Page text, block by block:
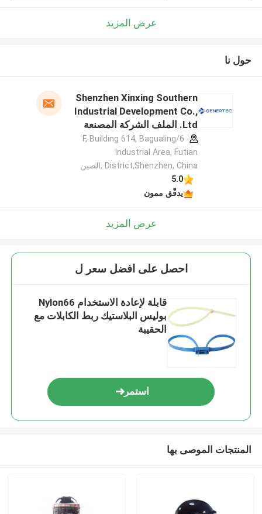
عرض المزيد
حول نا
Shenzhen Xinxing Southern
Industrial Development Co.,
Ltd. الملف الشركة المصنعة
6/F, Building 614, Bagualing
Industrial Area, Futian
District,Shenzhen, China ,الصين
5.0
يدقّق ممون
عرض المزيد
احصل على افضل سعر ل
قابلة لإعادة الاستخدام Nylon66
بوليس البلاستيك ربط الكابلات مع
الحقيبة
استمر
المنتجات الموصى بها